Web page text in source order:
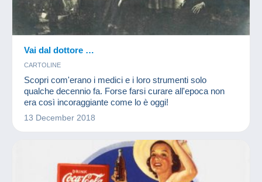
Vai dal dottore …
CARTOLINE
Scopri com'erano i medici e i loro strumenti solo
qualche decennio fa. Forse farsi curare all'epoca non
era così incoraggiante come lo è oggi!
13 December 2018